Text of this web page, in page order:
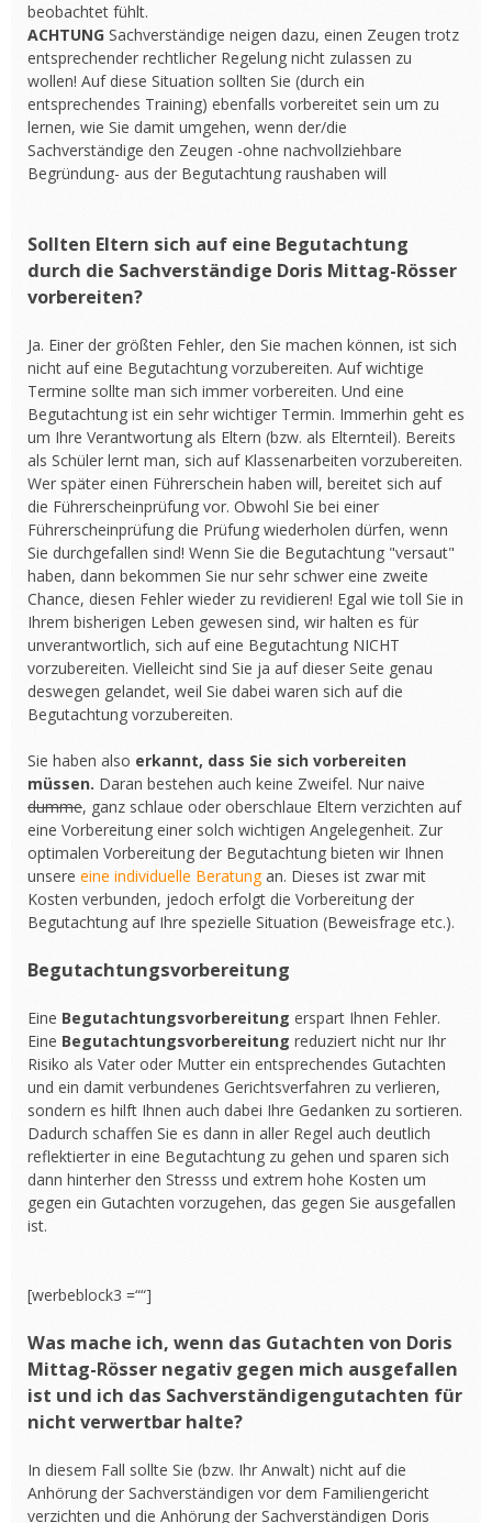
beobachtet fühlt.
ACHTUNG Sachverständige neigen dazu, einen Zeugen trotz
entsprechender rechtlicher Regelung nicht zulassen zu
wollen! Auf diese Situation sollten Sie (durch ein
entsprechendes Training) ebenfalls vorbereitet sein um zu
lernen, wie Sie damit umgehen, wenn der/die
Sachverständige den Zeugen -ohne nachvollziehbare
Begründung- aus der Begutachtung raushaben will
Sollten Eltern sich auf eine Begutachtung
durch die Sachverständige Doris Mittag-Rösser
vorbereiten?
Ja. Einer der größten Fehler, den Sie machen können, ist sich
nicht auf eine Begutachtung vorzubereiten. Auf wichtige
Termine sollte man sich immer vorbereiten. Und eine
Begutachtung ist ein sehr wichtiger Termin. Immerhin geht es
um Ihre Verantwortung als Eltern (bzw. als Elternteil). Bereits
als Schüler lernt man, sich auf Klassenarbeiten vorzubereiten.
Wer später einen Führerschein haben will, bereitet sich auf
die Führerscheinprüfung vor. Obwohl Sie bei einer
Führerscheinprüfung die Prüfung wiederholen dürfen, wenn
Sie durchgefallen sind! Wenn Sie die Begutachtung "versaut"
haben, dann bekommen Sie nur sehr schwer eine zweite
Chance, diesen Fehler wieder zu revidieren! Egal wie toll Sie in
Ihrem bisherigen Leben gewesen sind, wir halten es für
unverantwortlich, sich auf eine Begutachtung NICHT
vorzubereiten. Vielleicht sind Sie ja auf dieser Seite genau
deswegen gelandet, weil Sie dabei waren sich auf die
Begutachtung vorzubereiten.
Sie haben also erkannt, dass Sie sich vorbereiten
müssen. Daran bestehen auch keine Zweifel. Nur naive
dumme, ganz schlaue oder oberschlaue Eltern verzichten auf
eine Vorbereitung einer solch wichtigen Angelegenheit. Zur
optimalen Vorbereitung der Begutachtung bieten wir Ihnen
unsere eine individuelle Beratungan. Dieses ist zwar mit
Kosten verbunden, jedoch erfolgt die Vorbereitung der
Begutachtung auf Ihre spezielle Situation (Beweisfrage etc.).
Begutachtungsvorbereitung
Eine Begutachtungsvorbereitung erspart Ihnen Fehler.
Eine Begutachtungsvorbereitung reduziert nicht nur Ihr
Risiko als Vater oder Mutter ein entsprechendes Gutachten
und ein damit verbundenes Gerichtsverfahren zu verlieren,
sondern es hilft Ihnen auch dabei Ihre Gedanken zu sortieren.
Dadurch schaffen Sie es dann in aller Regel auch deutlich
reflektierter in eine Begutachtung zu gehen und sparen sich
dann hinterher den Stresss und extrem hohe Kosten um
gegen ein Gutachten vorzugehen, das gegen Sie ausgefallen
ist.
[werbeblock3 =““]
Was mache ich, wenn das Gutachten von Doris
Mittag-Rösser negativ gegen mich ausgefallen
ist und ich das Sachverständigengutachten für
nicht verwertbar halte?
In diesem Fall sollte Sie (bzw. Ihr Anwalt) nicht auf die
Anhörung der Sachverständigen vor dem Familiengericht
verzichten und die Anhörung der Sachverständigen Doris